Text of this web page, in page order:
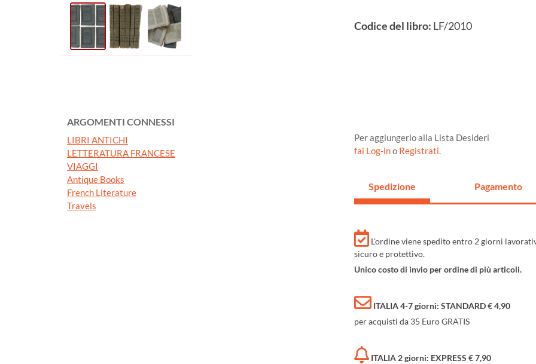
ARGOMENTI CONNESSI
LIBRI ANTICHI
LETTERATURA FRANCESE
VIAGGI
Antique Books
French Literature
Travels
Codice del libro: LF/2010
Per aggiungerlo alla Lista Desideri
fai Log-ino Registrati.
Spedizione Pagamento
L'ordine viene spedito entro 2 giorni
sicuro e protettivo.
Unico costo di invio per ordine di più articoli.
ITALIA 4-7 giorni: STANDARD € 4,90
per acquisti da 35 Euro GRATIS
ITALIA 2 giorni: EXPRESS € 7,90